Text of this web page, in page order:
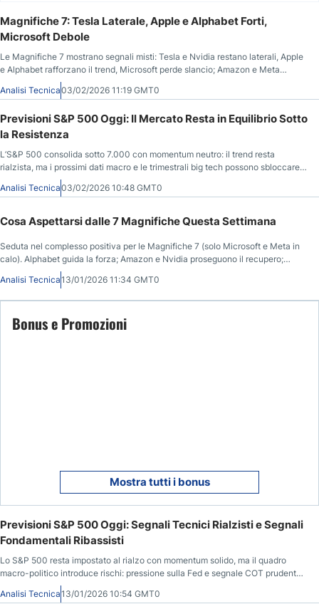
Magnifiche 7: Tesla Laterale, Apple e Alphabet Forti,
Microsoft Debole
Le Magnifiche 7 mostrano segnali misti: Tesla e Nvidia restano laterali, Apple
e Alphabet rafforzano il trend, Microsoft perde slancio; Amazon e Meta
richiedono cautela.
Analisi Tecnica03/02/2026 11:19 GMT0
Previsioni S&P 500 Oggi: Il Mercato Resta in Equilibrio Sotto
la Resistenza
L’S&P 500 consolida sotto 7.000 con momentum neutro: il trend resta
rialzista, ma i prossimi dati macro e le trimestrali big tech possono sbloccare
Analisi Tecnica03/02/2026 10:48 GMT0
Cosa Aspettarsi dalle 7 Magnifiche Questa Settimana
Seduta nel complesso positiva per le Magnifiche 7 (solo Microsoft e Meta in
calo). Alphabet guida la forza; Amazon e Nvidia proseguono il recupero;
Apple arretra in un trend di fondo ancora costruttivo. Meta mostra debolezza,
Microsoft resta laterale, Tesla compressa in attesa di segnali direzionali.
Analisi Tecnica13/01/2026 11:34 GMT0
Bonus e Promozioni
Mostra tutti i bonus
Previsioni S&P 500 Oggi: Segnali Tecnici Rialzisti e Segnali
Fondamentali Ribassisti
Lo S&P 500 resta impostato al rialzo con momentum solido, ma il quadro
macro-politico introduce rischi: pressione sulla Fed e segnale COT prudente. I
dati su inflazione e occupazione potrebbero ridefinire rapidamente il
sentiment.
Analisi Tecnica13/01/2026 10:54 GMT0